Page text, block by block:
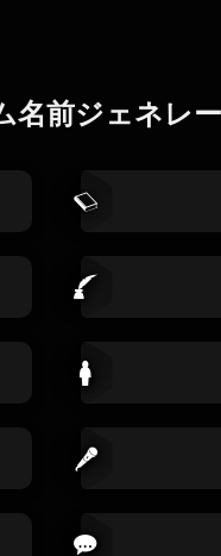
名前ジェネレ